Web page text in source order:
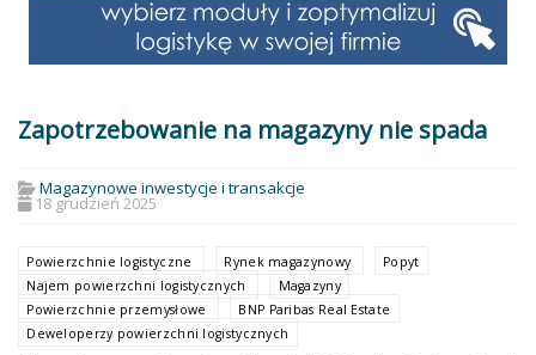
Zapotrzebowanie na magazyny nie spada
Magazynowe inwestycje i transakcje
18 grudzień 2025
Powierzchnie logistyczne Rynek magazynowy
Popyt
Najem powierzchni logistycznych
Magazyny
Powierzchnie przemysłowe
BNP Paribas Real Estate
Deweloperzy powierzchni logistycznych